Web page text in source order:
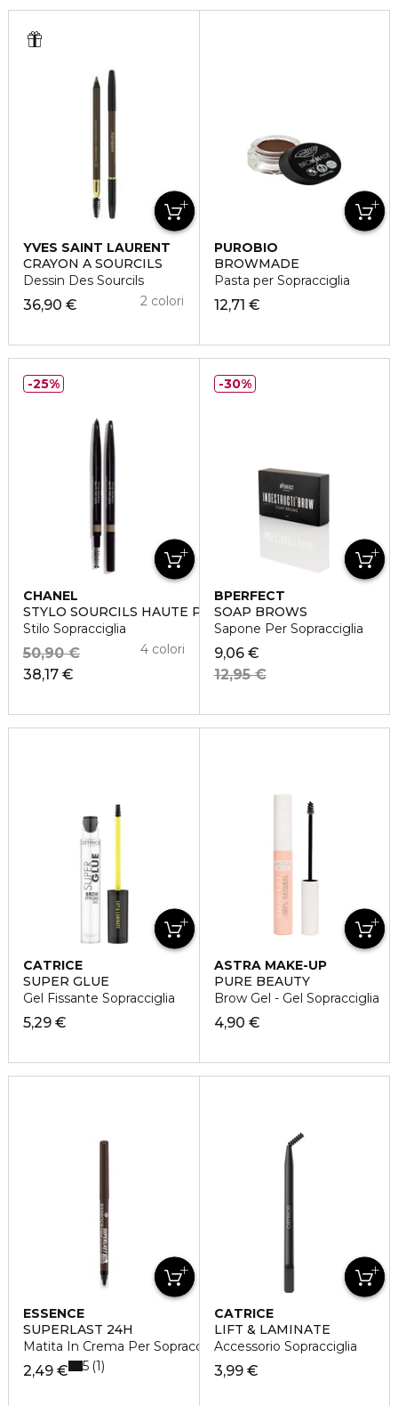
YVES SAINT LAURENT
CRAYON A SOURCILS
Dessin Des Sourcils
36,90 € 2 colori
PUROBIO
BROWMADE
Pasta per Sopracciglia
12,71 €
CHANEL
STYLO SOURCILS HAUTE PRÉCISION
Stilo Sopracciglia
38,17 €
50,90 € 4 colori
25%
BPERFECT
SOAP BROWS
Sapone Per Sopracciglia
9,06 €
12,95 €
30%
CATRICE
SUPER GLUE
Gel Fissante Sopracciglia
5,29 €
ASTRA MAKE-UP
PURE BEAUTY
Brow Gel - Gel Sopracciglia
4,90 €
ESSENCE
SUPERLAST 24H
Matita In Crema Per Sopracciglia
2,49 € 5 1
CATRICE
LIFT & LAMINATE
Accessorio Sopracciglia
3,99 €